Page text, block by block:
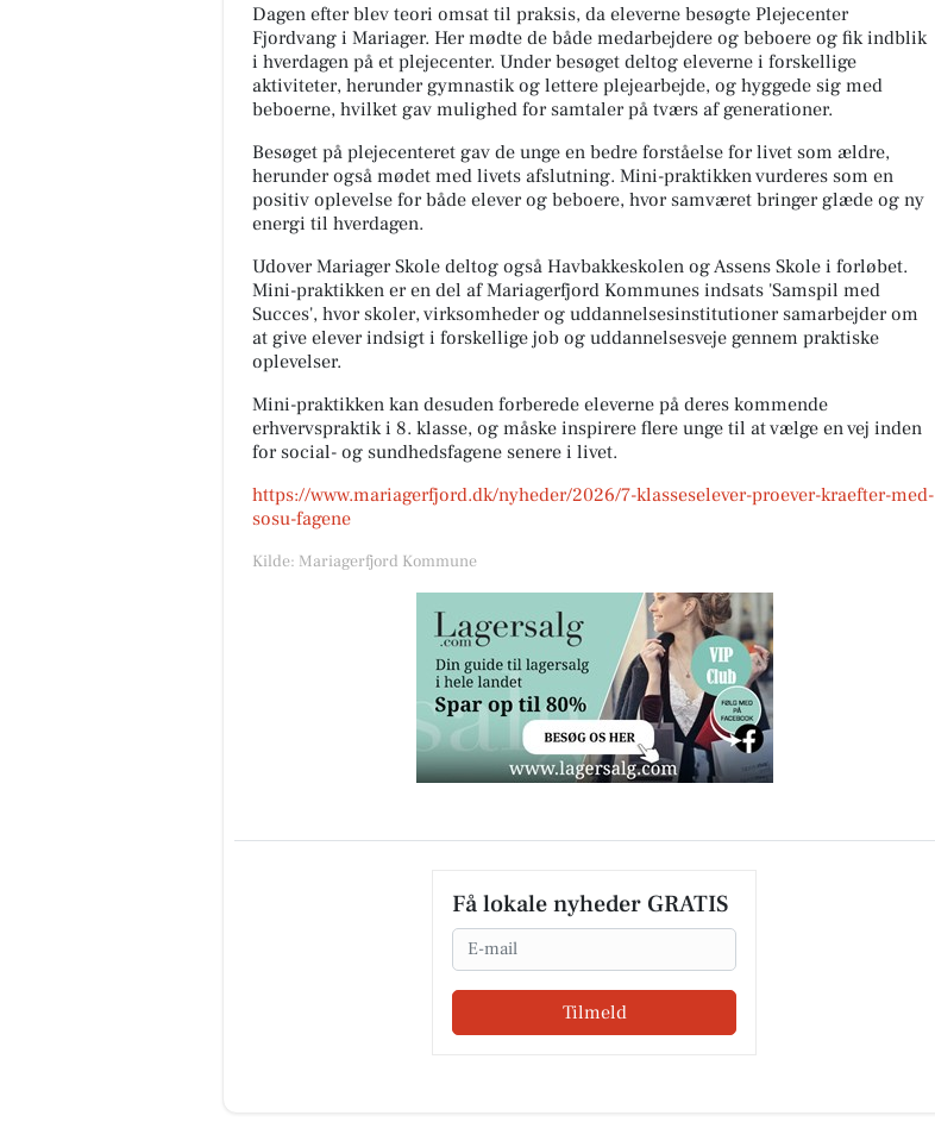
Dagen efter blev teori omsat til praksis, da eleverne besøgte Plejecenter
Fjordvang i Mariager. Her mødte de både medarbejdere og beboere og fik indblik
i hverdagen på et plejecenter. Under besøget deltog eleverne i forskellige
aktiviteter, herunder gymnastik og lettere plejearbejde, og hyggede sig med
beboerne, hvilket gav mulighed for samtaler på tværs af generationer.
Besøget på plejecenteret gav de unge en bedre forståelse for livet som ældre,
herunder også mødet med livets afslutning. Mini-praktikken vurderes som en
positiv oplevelse for både elever og beboere, hvor samværet bringer glæde og ny
energi til hverdagen.
Udover Mariager Skole deltog også Havbakkeskolen og Assens Skole i forløbet.
Mini-praktikken er en del af Mariagerfjord Kommunes indsats 'Samspil med
Succes', hvor skoler, virksomheder og uddannelsesinstitutioner samarbejder om
at give elever indsigt i forskellige job og uddannelsesveje gennem praktiske
oplevelser.
Mini-praktikken kan desuden forberede eleverne på deres kommende
erhvervspraktik i 8. klasse, og måske inspirere flere unge til at vælge en vej inden
for social- og sundhedsfagene senere i livet.
https://www.mariagerfjord.dk/nyheder/2026/7-klasseselever-proever-kraefter-med-
sosu-fagene
Kilde: Mariagerfjord Kommune
Få lokale nyheder GRATIS
Email
Tilmeld